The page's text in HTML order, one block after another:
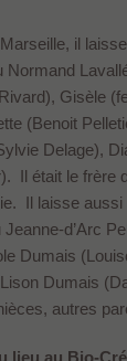
il
Gisèle
(Benoit
Delage),
Il était le frère
Il laisse
d’Arc
Dumais
Dumais
autres
lieu au Bio-